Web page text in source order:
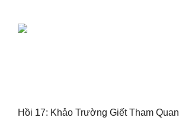
Hồi 17: Khảo Trường Giết Tham Quan